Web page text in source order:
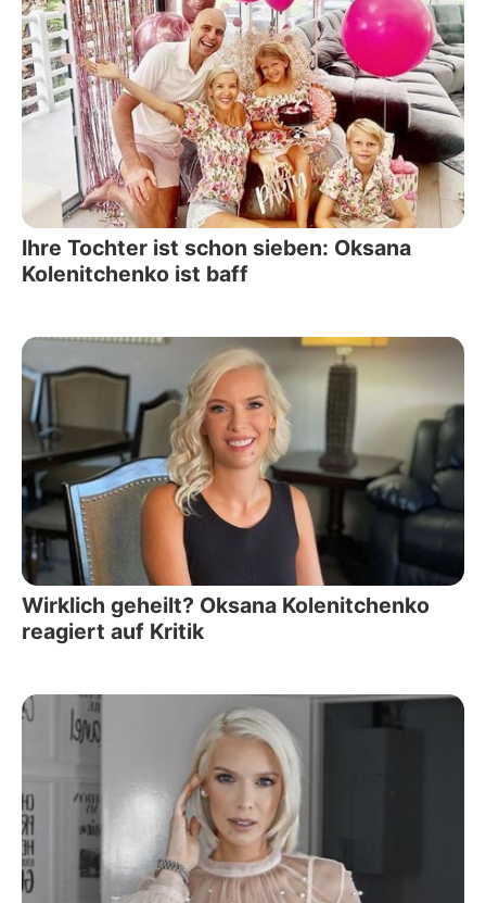
Ihre Tochter ist schon sieben: Oksana
Kolenitchenko ist baff
Wirklich geheilt? Oksana Kolenitchenko
reagiert auf Kritik